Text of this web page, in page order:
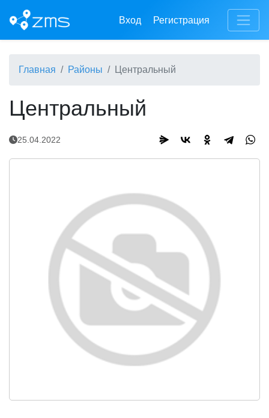
Вход Регистрация
Главная Районы Центральный
Центральный
25.04.2022